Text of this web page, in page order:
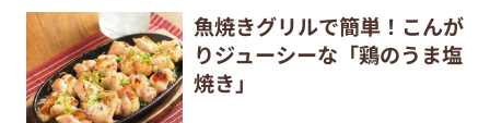
魚焼きグリルで簡単！こんが
りジューシーな「鶏のうま塩
焼き」